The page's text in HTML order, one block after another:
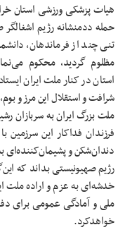
هیات پزشکی ورزشی استان
حمله ددمنشانه رژیم
تنی چند از فرماندهان،
مظلوم گردید، محکوم
استان در کنار ملت ایران
شرافت و استقلال این مرز و
ملت بزرگ ایران به سربازان
فرزندان فداکار این سرزمین
دندان‌شکن و پشیمان‌کننده‌ای
رژیم صهیونیستی بداند که
خدشه‌ای به عزم و اراده ملت
ملی و آمادگی عمومی برای
خواهدکرد.